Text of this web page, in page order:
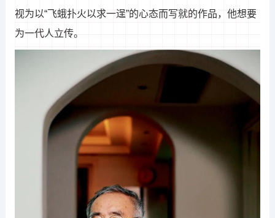
视为以“飞蛾扑火以求一逞”的心态而写就的作品，他想要
为一代人立传。